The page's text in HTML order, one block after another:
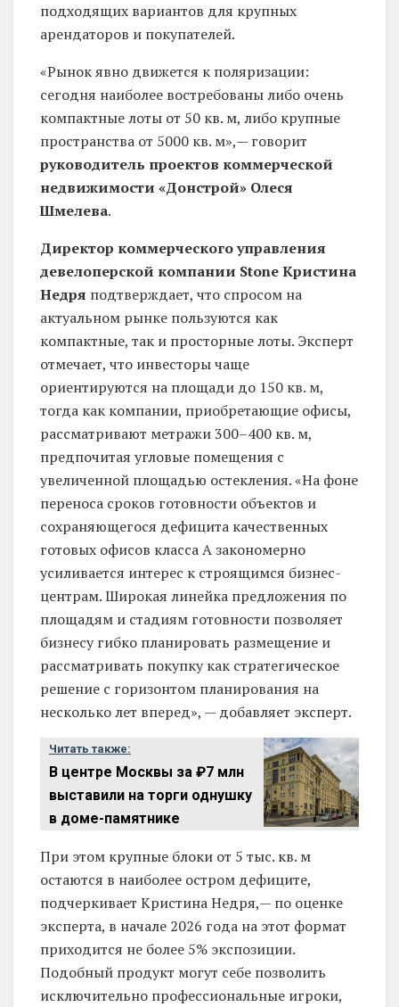
подходящих вариантов для крупных
арендаторов и покупателей.
«Рынок явно движется к поляризации:
сегодня наиболее востребованы либо очень
компактные лоты от 50 кв. м, либо крупные
пространства от 5000 кв. м»,— говорит
руководитель проектов коммерческой
недвижимости «Донстрой» Олеся
Шмелева.
Директор коммерческого управления
девелоперской компании Stone Кристина
Недря подтверждает, что спросом на
актуальном рынке пользуются как
компактные, так и просторные лоты. Эксперт
отмечает, что инвесторы чаще
ориентируются на площади до 150 кв. м,
тогда как компании, приобретающие офисы,
рассматривают метражи 300–400 кв. м,
предпочитая угловые помещения с
увеличенной площадью остекления. «На фоне
переноса сроков готовности объектов и
сохраняющегося дефицита качественных
готовых офисов класса А закономерно
усиливается интерес к строящимся бизнес-
центрам. Широкая линейка предложения по
площадям и стадиям готовности позволяет
бизнесу гибко планировать размещение и
рассматривать покупку как стратегическое
решение с горизонтом планирования на
несколько лет вперед», — добавляет эксперт.
Читать также:
В центре Москвы за ₽7 млн
выставили на торги однушку
в доме-памятнике
При этом крупные блоки от 5 тыс. кв. м
остаются в наиболее остром дефиците,
подчеркивает Кристина Недря,— по оценке
эксперта, в начале 2026 года на этот формат
приходится не более 5% экспозиции.
Подобный продукт могут себе позволить
исключительно профессиональные игроки,